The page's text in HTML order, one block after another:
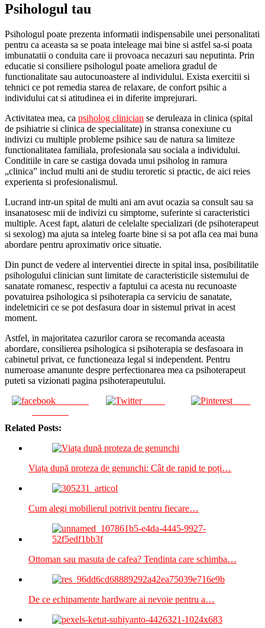
Psihologul tau
Psihologul poate prezenta informatii indispensabile unei personalitati
pentru ca aceasta sa se poata inteleage mai bine si astfel sa-si poata
imbunatatii o conduita care ii provoaca necazuri sau neputinta. Prin
educatie si consiliere psihologul poate ameliora gradul de
functionalitate sau autocunoastere al individului. Exista exercitii si
tehnici ce pot remedia starea de relaxare, de confort psihic a
individului cat si atitudinea ei in diferite imprejurari.
Activitatea mea, ca psiholog clinician se deruleaza in clinica (spital
de psihiatrie si clinica de specialitate) in stransa conexiune cu
indivizi cu multiple probleme psihice sau de natura sa limiteze
functionalitatea familiala, profesionala sau sociala a individului.
Conditiile in care se castiga dovada unui psiholog in ramura
„clinica” includ multi ani de studiu teroretic si practic, de aici reies
experienta si profesionalismul.
Lucrand intr-un spital de multi ani am avut ocazia sa consult sau sa
insanatosesc mii de indivizi cu simptome, suferinte si caracteristici
multiple. Acest fapt, alaturi de celelalte specializari (de psihoterapeut
si sexolog) ma ajuta sa inteleg foarte bine si sa pot afla cea mai buna
abordare pentru aproximativ orice situatie.
Din punct de vedere al interventiei directe in spital insa, posibilitatile
psihologului clinician sunt limitate de caracteristicile sistemului de
sanatate romanesc, respectiv a faptului ca acesta nu recunoaste
povatuirea psihologica si psihoterapia ca serviciu de sanatate,
indeletniciri ce se pot desfasura doar in sistemul privat in acest
moment.
Astfel, in majoritatea cazurilor carora se recomanda aceasta
abordare, consilierea psihologica si psihoterapia se desfasoara in
cabinetul privat, ce functioneaza legal si independent. Pentru
numeroase amanunte despre perfectionarea mea ca psihoterapeut
puteti sa vizionati pagina psihoterapeutului.
Tweet Save
Related Posts:
Viața după proteza de genunchi: Cât de rapid te poți…
Cum alegi mobilierul potrivit pentru fiecare…
Ottoman sau masuta de cafea? Tendinta care schimba…
De ce echipamente hardware ai nevoie pentru a…